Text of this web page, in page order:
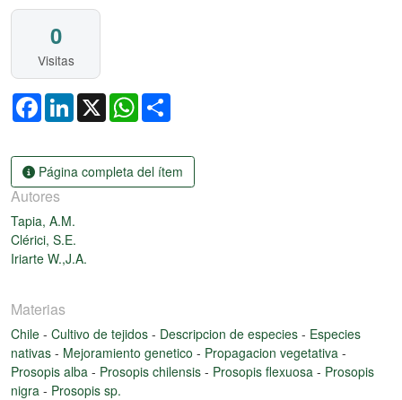
0
Visitas
FacebookLinkedIn
X WhatsApp
Página completa del ítem
Autores
Tapia, A.M.
Clérici, S.E.
Iriarte W.,J.A.
Materias
Chile - Cultivo de tejidos - Descripcion de especies - Especies
nativas - Mejoramiento genetico - Propagacion vegetativa -
Prosopis alba - Prosopis chilensis - Prosopis flexuosa - Prosopis
nigra - Prosopis sp.